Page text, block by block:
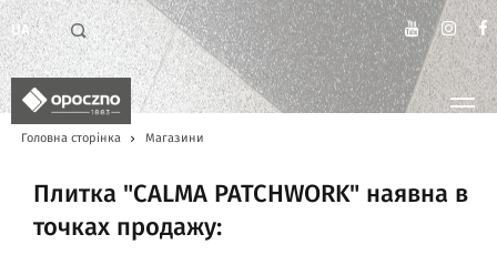
UA
Головна сторінка Магазини
Плитка "CALMA PATCHWORK" наявна в
точках продажу: